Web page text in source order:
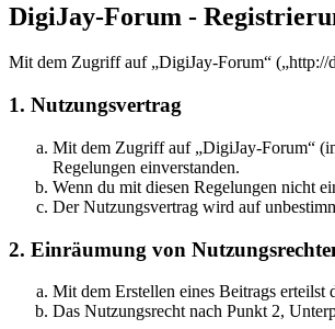
DigiJay-Forum -
Mit dem Zugriff auf „DigiJay-Forum“ („http://
1. Nutzungsvertrag
Mit dem Zugriff auf „DigiJay-Forum“
Regelungen einverstanden.
Wenn du mit diesen Regelungen nicht
Der Nutzungsvertrag wird auf
2. Einräumung von
Mit dem Erstellen eines Beitrags erteilst
Das Nutzungsrecht nach Punkt 2,